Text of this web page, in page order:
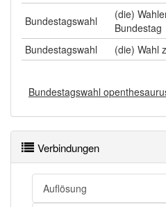
Bundestagswahl
(die)
Bundestag
Bundestagswahl
(die) Wahl
Bundestagswahl
Verbindungen
Auflösung